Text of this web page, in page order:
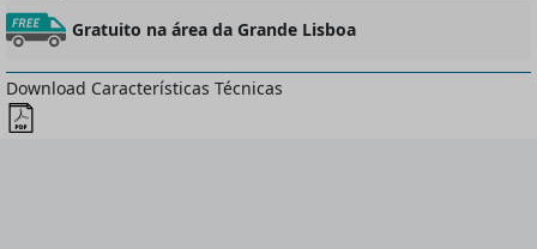
Gratuito na área da Grande Lisboa
Download Características Técnicas